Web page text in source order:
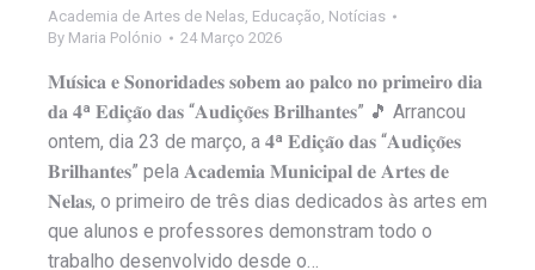
Academia de Artes de Nelas Educação Notícias
By Maria Polónio 24 Março 2026
𝐌𝐮́𝐬𝐢𝐜𝐚 𝐞 𝐒𝐨𝐧𝐨𝐫𝐢𝐝𝐚𝐝𝐞𝐬 𝐬𝐨𝐛𝐞𝐦 𝐚𝐨 𝐩𝐚𝐥𝐜𝐨 𝐧𝐨 𝐩𝐫𝐢𝐦𝐞𝐢𝐫𝐨 𝐝𝐢𝐚
𝐝𝐚 𝟒ª 𝐄𝐝𝐢𝐜̧𝐚̃𝐨 𝐝𝐚𝐬 “𝐀𝐮𝐝𝐢𝐜̧𝐨̃𝐞𝐬 𝐁𝐫𝐢𝐥𝐡𝐚𝐧𝐭𝐞𝐬” 🎵 Arrancou
ontem, dia 23 de março, a 𝟒ª 𝐄𝐝𝐢𝐜̧𝐚̃𝐨 𝐝𝐚𝐬 “𝐀𝐮𝐝𝐢𝐜̧𝐨̃𝐞𝐬
𝐁𝐫𝐢𝐥𝐡𝐚𝐧𝐭𝐞𝐬” pela 𝐀𝐜𝐚𝐝𝐞𝐦𝐢𝐚 𝐌𝐮𝐧𝐢𝐜𝐢𝐩𝐚𝐥 𝐝𝐞 𝐀𝐫𝐭𝐞𝐬 𝐝𝐞
𝐍𝐞𝐥𝐚𝐬, o primeiro de três dias dedicados às artes em
que alunos e professores demonstram todo o
trabalho desenvolvido desde o…